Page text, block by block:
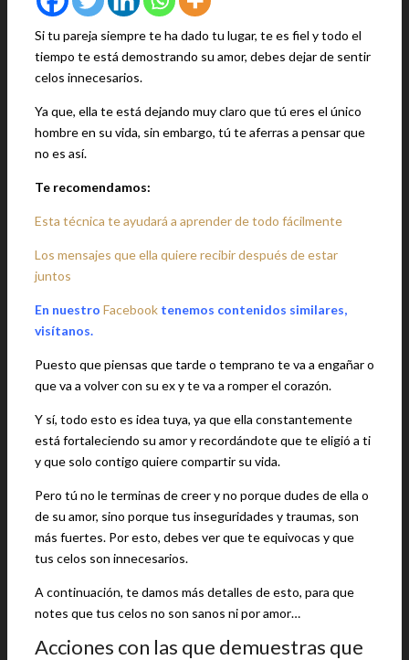
Si tu pareja siempre te ha dado tu lugar, te es fiel y todo el
tiempo te está demostrando su amor, debes dejar de sentir
celos innecesarios.
Ya que, ella te está dejando muy claro que tú eres el único
hombre en su vida, sin embargo, tú te aferras a pensar que
no es así.
Te recomendamos:
Esta técnica te ayudará a aprender de todo fácilmente
Los mensajes que ella quiere recibir después de estar
juntos
En nuestro Facebook tenemos contenidos similares,
visítanos.
Puesto que piensas que tarde o temprano te va a engañar o
que va a volver con su ex y te va a romper el corazón.
Y sí, todo esto es idea tuya, ya que ella constantemente
está fortaleciendo su amor y recordándote que te eligió a ti
y que solo contigo quiere compartir su vida.
Pero tú no le terminas de creer y no porque dudes de ella o
de su amor, sino porque tus inseguridades y traumas, son
más fuertes. Por esto, debes ver que te equivocas y que
tus celos son innecesarios.
A continuación, te damos más detalles de esto, para que
notes que tus celos no son sanos ni por amor…
Acciones con las que demuestras que